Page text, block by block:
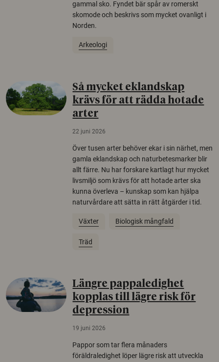
gammal sko. Fyndet bär spår av romerskt
skomode och beskrivs som mycket ovanligt i
Norden.
Arkeologi
Så mycket eklandskap
krävs för att rädda hotade
arter
22 juni 2026
Över tusen arter behöver ekar i sin närhet, men
gamla eklandskap och naturbetesmarker blir
allt färre. Nu har forskare kartlagt hur mycket
livsmiljö som krävs för att hotade arter ska
kunna överleva – kunskap som kan hjälpa
naturvårdare att sätta in rätt åtgärder i tid.
Växter Biologisk mångfald
Träd
Längre pappaledighet
kopplas till lägre risk för
depression
19 juni 2026
Pappor som tar flera månaders
föräldraledighet löper lägre risk att utveckla